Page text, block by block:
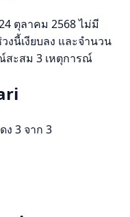
ตุลาคม 2568 ไม่มี
งนี้เงียบลง และจำนวน
ะสม 3 เหตุการณ์
ง 3 จาก 3